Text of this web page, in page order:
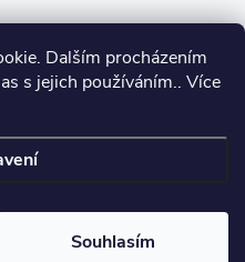
Dalším procházením
s jejich používáním.. Více
Souhlasím
golfovému vybavení rozumí.
cookies